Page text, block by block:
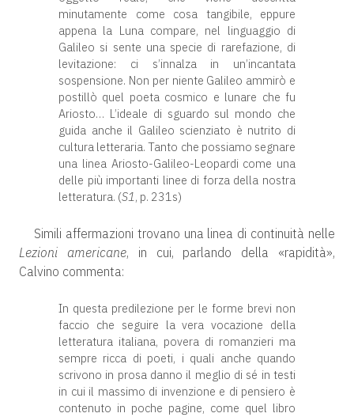
minutamente come cosa tangibile, eppure
appena la Luna compare, nel linguaggio di
Galileo si sente una specie di rarefazione, di
levitazione: ci s’innalza in un’incantata
sospensione. Non per niente Galileo ammirò e
postillò quel poeta cosmico e lunare che fu
Ariosto… L’ideale di sguardo sul mondo che
guida anche il Galileo scienziato è nutrito di
cultura letteraria. Tanto che possiamo segnare
una linea Ariosto-Galileo-Leopardi come una
delle più importanti linee di forza della nostra
letteratura. (S1, p. 231s)
Simili affermazioni trovano una linea di continuità nelle
Lezioni americane, in cui, parlando della «rapidità»,
Calvino commenta:
In questa predilezione per le forme brevi non
faccio che seguire la vera vocazione della
letteratura italiana, povera di romanzieri ma
sempre ricca di poeti, i quali anche quando
scrivono in prosa danno il meglio di sé in testi
in cui il massimo di invenzione e di pensiero è
contenuto in poche pagine, come quel libro